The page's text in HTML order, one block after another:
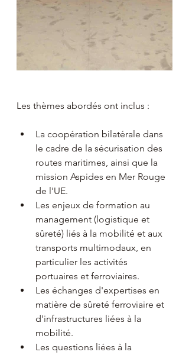
Les thèmes abordés ont inclus :
La coopération bilatérale dans
le cadre de la sécurisation des
routes maritimes, ainsi que la
mission Aspides en Mer Rouge
de l'UE.
Les enjeux de formation au
management (logistique et
sûreté) liés à la mobilité et aux
transports multimodaux, en
particulier les activités
portuaires et ferroviaires.
Les échanges d'expertises en
matière de sûreté ferroviaire et
d'infrastructures liées à la
mobilité.
Les questions liées à la